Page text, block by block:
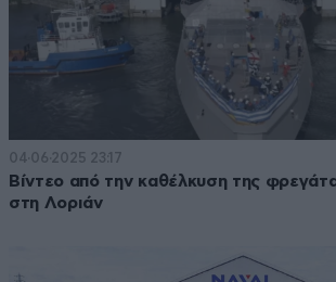
04·06·2025 23:17
Βίντεο από την καθέλκυση της
στη Λοριάν